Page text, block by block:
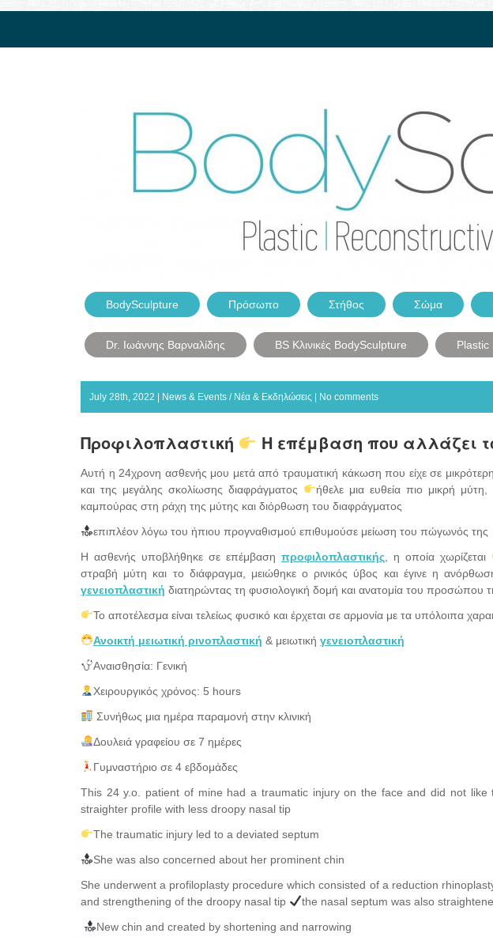
BodySculpture Πρόσωπο Στήθος Σώμα
Dr. Ιωάννης Βαρναλίδης BS Κλινικές BodySculpture Plastic
July 28th, 2022 | News & Events / Νέα & Εκδηλώσεις No comments
Προφιλοπλαστική Η επέμβαση που αλλάζει
Αυτή η 24χρονη ασθενής μου μετά από τραυματική κάκωση που είχε σε
και της μεγάλης σκολίωσης διαφράγματος
ήθελε μια ευθεία πιο μικρή
καμπούρας στη ράχη της μύτης και διόρθωση του διαφράγματος
επιπλέον λόγω του ήπιου προγναθισμού επιθυμούσε μείωση του πώγωνός της
Η ασθενής υποβλήθηκε σε επέμβαση προφιλοπλαστικής, η οποία χωρίζεται
στραβή μύτη και το διάφραγμα, μειώθηκε ο ρινικός ύβος και έγινε η
γενειοπλαστική διατηρώντας τη φυσιολογική δομή και ανατομία του προσώπου
Το αποτέλεσμα είναι τελείως φυσικό και έρχεται σε αρμονία με τα υπόλοιπα
Ανοικτή μειωτική ρινοπλαστική & μειωτική γενειοπλαστική
Αναισθησία: Γενική
Χειρουργικός χρόνος: 5 hours
Συνήθως μια ημέρα παραμονή στην κλινική
Δουλειά γραφείου σε 7 ημέρες
Γυμναστήριο σε 4 εβδομάδες
This 24 y.o. patient of mine had a traumatic injury on the face and did not
straighter profile with less droopy nasal tip
The traumatic injury led to a deviated septum
She was also concerned about her prominent chin
She underwent a profiloplasty procedure which consisted of a reduction
and strengthening of the droopy nasal tip
the nasal septum was also
New chin and created by shortening and narrowing